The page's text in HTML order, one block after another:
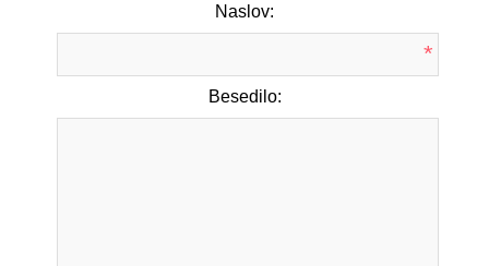
Naslov:
*
Besedilo: